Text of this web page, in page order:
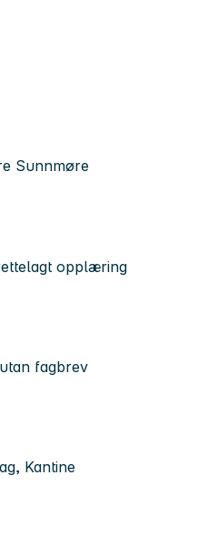
Sunnmøre
opplæring
fagbrev
Kantine